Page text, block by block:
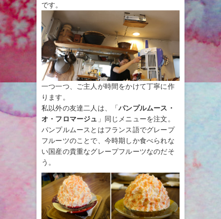
です。
一つ一つ、ご主人が時間をかけて丁寧に作
ります。
私以外の友達二人は、「パンプルムース・
オ・フロマージュ 」同じメニューを注文。
パンプルムースとはフランス語でグレープ
フルーツのことで、今時期しか食べられな
い国産の貴重なグレープフルーツなのだそ
う。